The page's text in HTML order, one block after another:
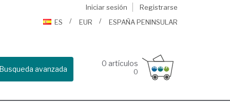
Iniciar sesión
Registrarse
ES
EUR ESPAÑA PENINSULAR
avanzada
0 artículos
0